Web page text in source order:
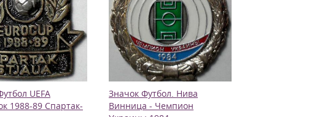
UEFA
1988-89 Спартак-
Значок Футбол. Нива
Винница - Чемпион